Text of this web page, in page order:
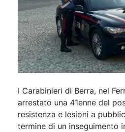
I Carabinieri di Berra, nel
arrestato una 41enne del
resistenza e lesioni a
termine di un inseguimento